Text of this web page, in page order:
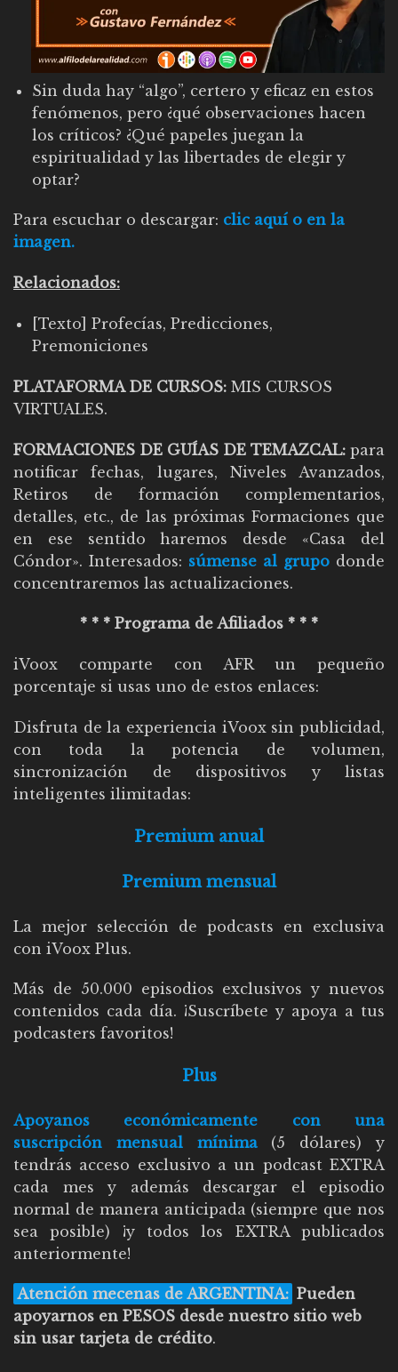
Sin duda hay “algo”, certero y eficaz en estos
fenómenos, pero ¿qué observaciones hacen
los críticos? ¿Qué papeles juegan la
espiritualidad y las libertades de elegir y
optar?
Para escuchar o descargar: clic aquí o en la
imagen.
Relacionados:
[Texto] Profecías, Predicciones,
Premoniciones
PLATAFORMA DE CURSOS: MIS CURSOS
VIRTUALES.
FORMACIONES DE GUÍAS DE TEMAZCAL: para
notificar fechas, lugares, Niveles Avanzados,
Retiros de formación complementarios,
detalles, etc., de las próximas Formaciones que
en ese sentido haremos desde «Casa del
Cóndor». Interesados: súmense al grupo donde
concentraremos las actualizaciones.
* * * Programa de Afiliados * * *
iVoox comparte con AFR un pequeño
porcentaje si usas uno de estos enlaces:
Disfruta de la experiencia iVoox sin publicidad,
con toda la potencia de volumen,
sincronización de dispositivos y listas
inteligentes ilimitadas:
Premium anual
Premium mensual
La mejor selección de podcasts en exclusiva
con iVoox Plus.
Más de 50.000 episodios exclusivos y nuevos
contenidos cada día. ¡Suscríbete y apoya a tus
podcasters favoritos!
Plus
Apoyanos económicamente con una
suscripción mensual mínima(5 dólares) y
tendrás acceso exclusivo a un podcast EXTRA
cada mes y además descargar el episodio
normal de manera anticipada (siempre que nos
sea posible) ¡y todos los EXTRA publicados
anteriormente!
Atención mecenas de ARGENTINA: Pueden
apoyarnos en PESOS desde nuestro sitio web
sin usar tarjeta de crédito.